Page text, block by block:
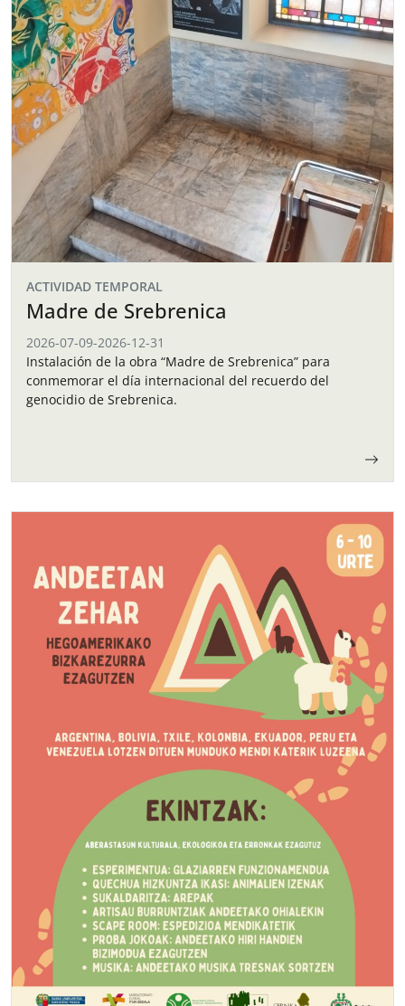
ACTIVIDAD TEMPORAL
Madre de Srebrenica
2026-07-09-2026-12-31
Instalación de la obra “Madre de Srebrenica” para
conmemorar el día internacional del recuerdo del
genocidio de Srebrenica.